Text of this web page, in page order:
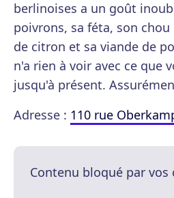
berlinoises a un goût
poivrons, sa féta, son
de citron et sa viande de
n'a rien à voir avec ce que
jusqu'à présent.
Adresse : 110 rue
Contenu bloqué par vos